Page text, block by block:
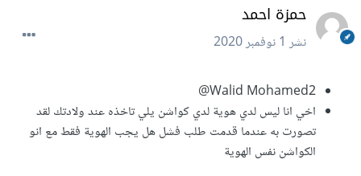
حمزة احمد
نشر1 نوفمبر 2020
Walid Mohamed2@
اخي انا ليس لدي هوية لدي كواشن يلي تاخذه عند ولادتك لقد
تصورت به عندما قدمت طلب فشل هل يجب الهوية فقط مع انو
الكواشن نفس الهوية